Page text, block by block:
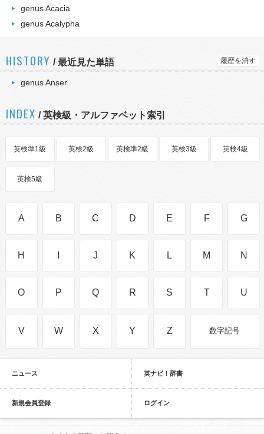
genus Acacia
genus Acalypha
HISTORY /最近見た単語 履歴を消す
genus Anser
INDEX / 英検級・アルファベット索引
英検準1級 英検2級 英検準2級 英検3級 英検4級
英検5級
A B C D E F G
H J K L M N
O P Q R S T U
V W X Y Z 数字記号
ニュース 英ナビ！辞書
新規会員登録 ログイン